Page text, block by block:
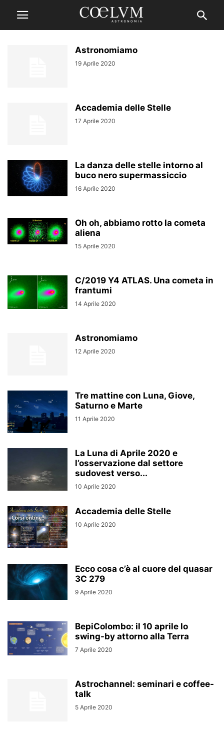
Astronomiamo
19 Aprile 2020
Accademia delle Stelle
17 Aprile 2020
La danza delle stelle intorno al
buco nero supermassiccio
16 Aprile 2020
Oh oh, abbiamo rotto la cometa
aliena
15 Aprile 2020
C/2019 Y4 ATLAS. Una cometa in
frantumi
14 Aprile 2020
Astronomiamo
12 Aprile 2020
Tre mattine con Luna, Giove,
Saturno e Marte
11 Aprile 2020
La Luna di Aprile 2020 e
l’osservazione dal settore
sudovest verso...
10 Aprile 2020
Accademia delle Stelle
10 Aprile 2020
Ecco cosa c’è al cuore del quasar
3C 279
9 Aprile 2020
BepiColombo: il 10 aprile lo
swing-by attorno alla Terra
7 Aprile 2020
Astrochannel: seminari e coffee-
talk
5 Aprile 2020